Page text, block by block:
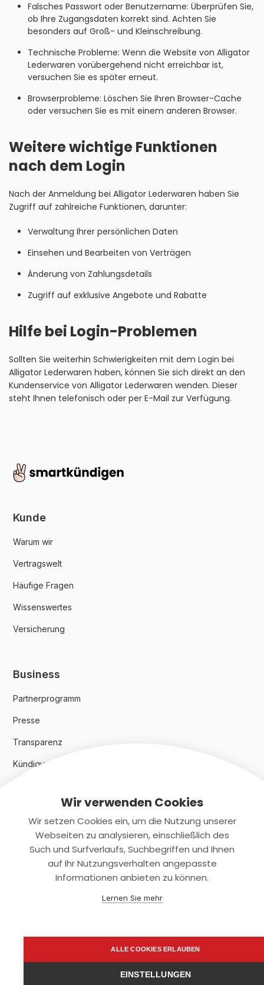
Falsches Passwort oder Benutzername: Überprüfen Sie,
ob Ihre Zugangsdaten korrekt sind. Achten Sie
besonders auf Groß- und Kleinschreibung.
Technische Probleme: Wenn die Website von Alligator
Lederwaren vorübergehend nicht erreichbar ist,
versuchen Sie es später erneut.
Browserprobleme: Löschen Sie Ihren Browser-Cache
oder versuchen Sie es mit einem anderen Browser.
Weitere wichtige Funktionen
nach dem Login
Nach der Anmeldung bei Alligator Lederwaren haben Sie
Zugriff auf zahlreiche Funktionen, darunter:
Verwaltung Ihrer persönlichen Daten
Einsehen und Bearbeiten von Verträgen
Änderung von Zahlungsdetails
Zugriff auf exklusive Angebote und Rabatte
Hilfe bei Login-Problemen
Sollten Sie weiterhin Schwierigkeiten mit dem Login bei
Alligator Lederwaren haben, können Sie sich direkt an den
Kundenservice von Alligator Lederwaren wenden. Dieser
steht Ihnen telefonisch oder per E-Mail zur Verfügung.
Kunde
Warum wir
Vertragswelt
Häufige Fragen
Wissenswertes
Versicherung
Business
Partnerprogramm
Presse
Transparenz
Kündigungsindex 2024
Rechtliches
Datenschutz
support@smartkuendigen.de
Wir verwenden Cookies
Wir setzen Cookies ein, um die Nutzung unserer
Webseiten zu analysieren, einschließlich des
Such und Surfverlaufs, Suchbegriffen und Ihnen
auf Ihr Nutzungsverhalten angepasste
Informationen anbieten zu können.
Lernen Sie mehr
ALLE COOKIES ERLAUBEN
EINSTELLUNGEN